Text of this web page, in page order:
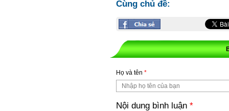
Cùng chủ đề:
Họ và tên *
Nội dung bình luận *